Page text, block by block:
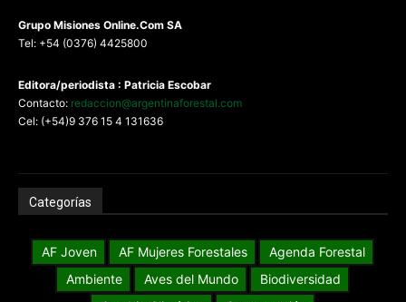
Grupo Misiones Online.Com SA
Tel: +54 (0376) 4425800
Editora/periodista : Patricia Escobar
Contacto: redaccion@argentinaforestal.com
Cel: (+54)9 376 15 4 131636
Categorías
AF Joven AF Mujeres Forestales
Agenda Forestal
Ambiente
Aves del Mundo
Biodiversidad